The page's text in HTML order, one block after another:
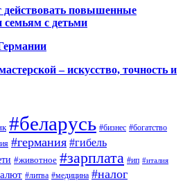
повышенные
с детьми
– искусство, точность и
#беларусь #бизнес #богатство
#германия #гибель
#животное #зарплата #ип #италия
#литва #медицина #налог